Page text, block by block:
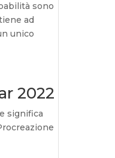
sono
ad
unico
2022
significa